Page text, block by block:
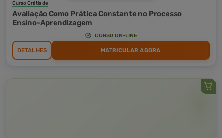
Curso Grátis de
Avaliação Como Prática Constante no Processo
Ensino-Aprendizagem
CURSO ON-LINE
DETALHES MATRICULAR AGORA